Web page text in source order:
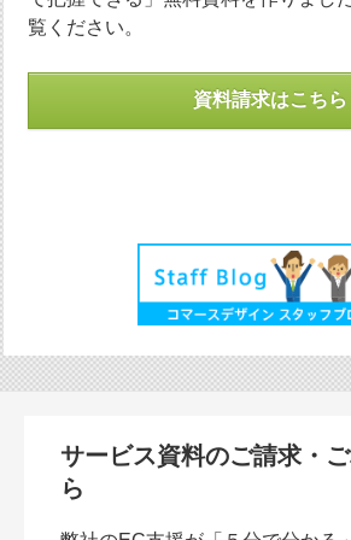
覧ください。
資料請求はこちら
サービス資料のご請求・
ら